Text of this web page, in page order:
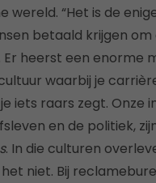
wereld. “Het is de
betaald krijgen om
Er heerst een enorme
waarbij je
iets raars zegt. Onze
en de politiek,
. In die culturen
niet. Bij